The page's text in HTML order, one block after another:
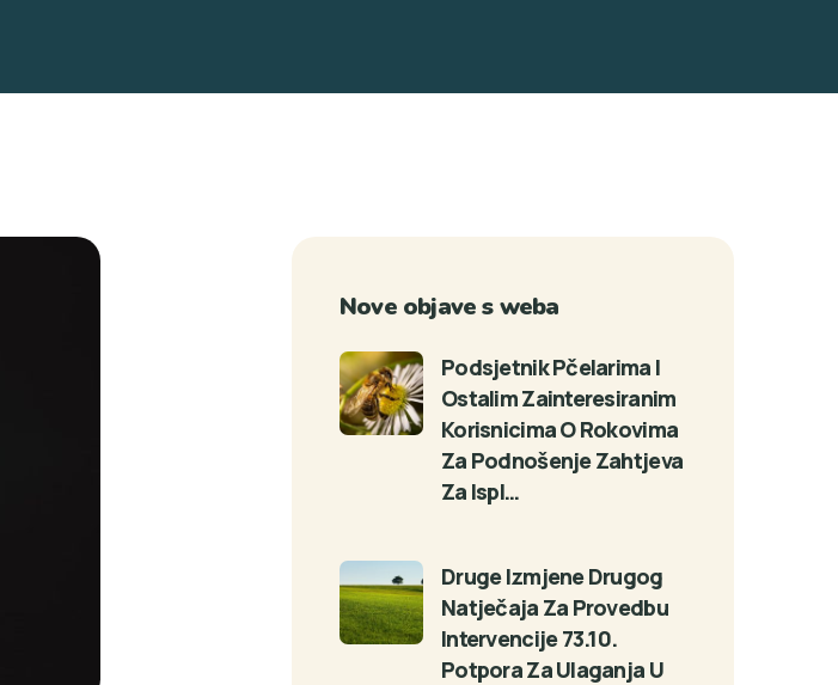
Nove objave s weba
Podsjetnik Pčelarima I
Ostalim Zainteresiranim
Korisnicima O Rokovima
Za Podnošenje Zahtjeva
Za Ispl…
Druge Izmjene Drugog
Natječaja Za Provedbu
Intervencije 73.10.
Potpora Za Ulaganja U